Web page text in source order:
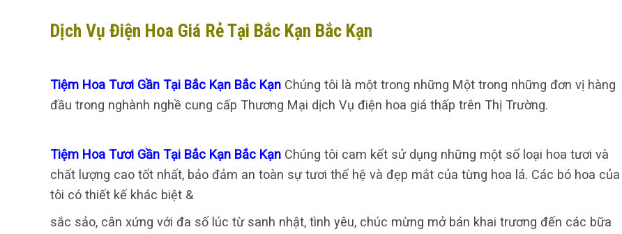
Dịch Vụ Điện Hoa Giá Rẻ Tại Bắc Kạn Bắc Kạn
Tiệm Hoa Tươi Gần Tại Bắc Kạn Bắc Kạn Chúng tôi là một trong những Một trong những đơn vị hàng
đầu trong nghành nghề cung cấp Thương Mại dịch Vụ điện hoa giá thấp trên Thị Trường.
Tiệm Hoa Tươi Gần Tại Bắc Kạn Bắc Kạn Chúng tôi cam kết sử dụng những một số loại hoa tươi và
chất lượng cao tốt nhất, bảo đảm an toàn sự tươi thế hệ và đẹp mắt của từng hoa lá. Các bó hoa của
tôi có thiết kế khác biệt &
sắc sảo, cân xứng với đa số lúc từ sanh nhật, tình yêu, chúc mừng mở bán khai trương đến các bữa